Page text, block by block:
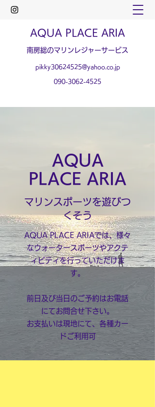
AQUA PLACE ARIA
​南房総のマリンレジャーサービス
pikky30624525@yahoo.co.jp
090-3062-4525
AQUA
PLACE ARIA
マリンスポーツを遊びつ
くそう
AQUA PLACE ARIAでは、様々
なウォータースポーツやアクテ
ィビティを行っていただけま
す。
​前日及び当日のご予約はお電話
にてお問合せ下さい。
​お支払いは現地にて、各種カー
ドご利用可